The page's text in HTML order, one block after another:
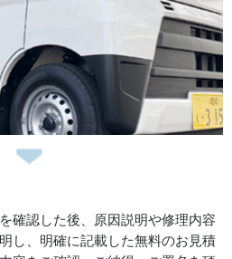
本町へ浴室蛇口の水漏れ修理に向
丘へ洗面蛇口の水漏れ修理でお
確認した後、原因説明や修理内容
し、明確に記載した無料のお見積